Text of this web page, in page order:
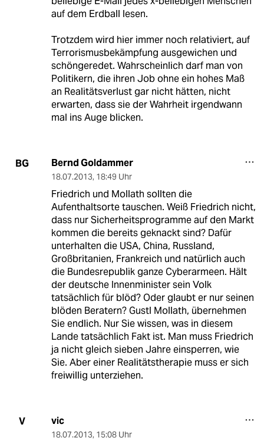
auf dem Erdball lesen.
Trotzdem wird hier immer noch relativiert, auf
Terrorismusbekämpfung ausgewichen und
schöngeredet. Wahrscheinlich darf man von
Politikern, die ihren Job ohne ein hohes Maß
an Realitätsverlust gar nicht hätten, nicht
erwarten, dass sie der Wahrheit irgendwann
mal ins Auge blicken.
BG Bernd Goldammer
18.07.2013, 18:49 Uhr
Friedrich und Mollath sollten die
Aufenthaltsorte tauschen. Weiß Friedrich nicht,
dass nur Sicherheitsprogramme auf den Markt
kommen die bereits geknackt sind? Dafür
unterhalten die USA, China, Russland,
Großbritanien, Frankreich und natürlich auch
die Bundesrepublik ganze Cyberarmeen. Hält
der deutsche Innenminister sein Volk
tatsächlich für blöd? Oder glaubt er nur seinen
blöden Beratern? Gustl Mollath, übernehmen
Sie endlich. Nur Sie wissen, was in diesem
Lande tatsächlich Fakt ist. Man muss Friedrich
ja nicht gleich sieben Jahre einsperren, wie
Sie. Aber einer Realitätstherapie muss er sich
freiwillig unterziehen.
V vic
18.07.2013, 15:08 Uhr